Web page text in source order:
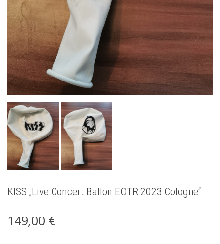
KISS „Live Concert Ballon EOTR 2023 Cologne“
149,00 €